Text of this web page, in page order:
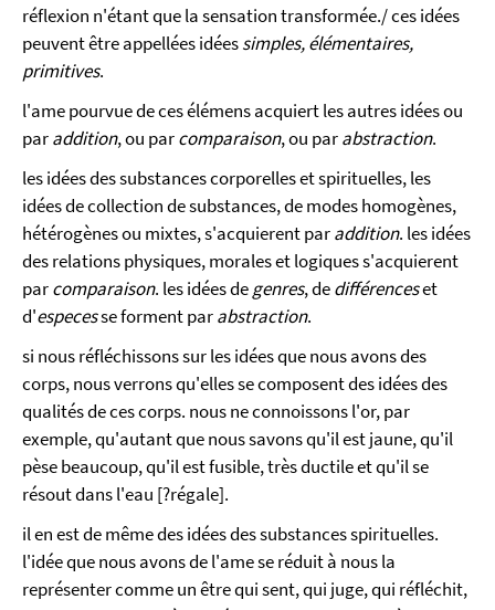
réflexion n'étant que la sensation transformée./ ces idées
peuvent être appellées idéessimples, élémentaires,
primitives.
l'ame pourvue de ces élémens acquiert les autres idées ou
paraddition, ou parcomparaison, ou parabstraction.
les idées des substances corporelles et spirituelles, les
idées de collection de substances, de modes homogènes,
hétérogènes ou mixtes, s'acquierent paraddition. les idées
des relations physiques, morales et logiques s'acquierent
parcomparaison. les idées degenres, dedifférenceset
d'especesse forment parabstraction.
si nous réfléchissons sur les idées que nous avons des
corps, nous verrons qu'elles se composent des idées des
qualités de ces corps. nous ne connoissons l'or, par
exemple, qu'autant que nous savons qu'il est jaune, qu'il
pèse beaucoup, qu'il est fusible, très ductile et qu'il se
résout dans l'eau [?régale].
il en est de même des idées des substances spirituelles.
l'idée que nous avons de l'ame se réduit à nous la
représenter comme un être qui sent, qui juge, qui réfléchit,